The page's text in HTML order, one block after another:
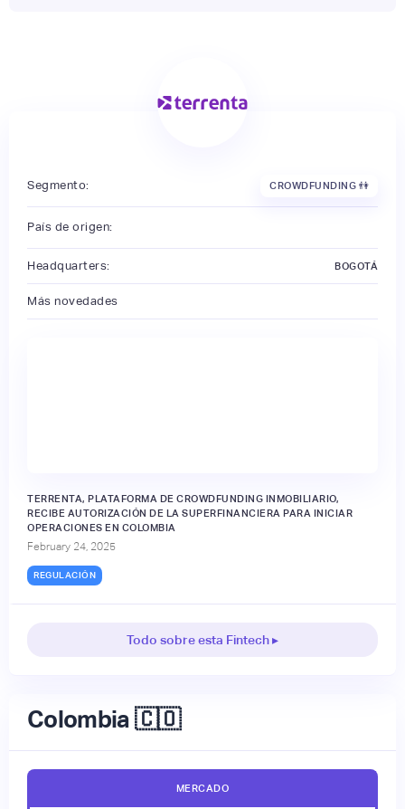
Segmento: CROWDFUNDING 👫
País de origen:
Headquarters: BOGOTÁ
Más novedades
TERRENTA, PLATAFORMA DE CROWDFUNDING INMOBILIARIO,
RECIBE AUTORIZACIÓN DE LA SUPERFINANCIERA PARA INICIAR
OPERACIONES EN COLOMBIA
February 24, 2025
REGULACIÓN
Todo sobre esta Fintech ▸
Colombia 🇨🇴
MERCADO